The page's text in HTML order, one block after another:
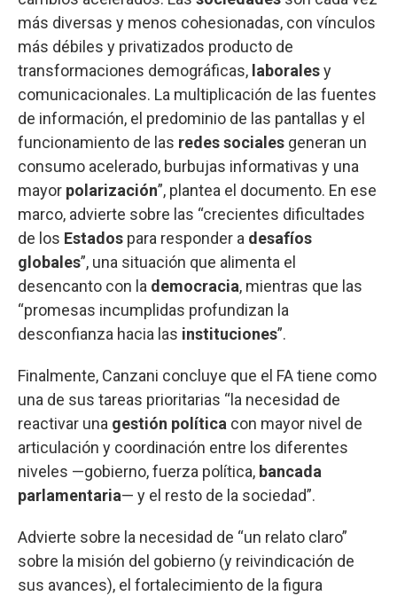
más diversas y menos cohesionadas, con vínculos
más débiles y privatizados producto de
transformaciones demográficas, laboralesy
comunicacionales. La multiplicación de las fuentes
de información, el predominio de las pantallas y el
funcionamiento de las redes sociales generan un
consumo acelerado, burbujas informativas y una
mayor polarización”, plantea el documento. En ese
marco, advierte sobre las “crecientes dificultades
de los Estados para responder a desafíos
globales”, una situación que alimenta el
desencanto con la democracia, mientras que las
“promesas incumplidas profundizan la
desconfianza hacia las instituciones”.
Finalmente, Canzani concluye que el FA tiene como
una de sus tareas prioritarias “la necesidad de
reactivar una gestión política con mayor nivel de
articulación y coordinación entre los diferentes
niveles —gobierno, fuerza política, bancada
parlamentaria— y el resto de la sociedad”.
Advierte sobre la necesidad de “un relato claro”
sobre la misión del gobierno (y reivindicación de
sus avances), el fortalecimiento de la figura